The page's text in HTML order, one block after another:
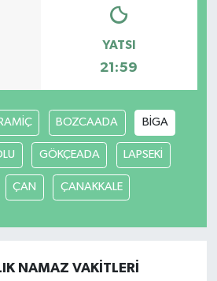
YATSI
21:59
BOZCAADA BİGA
GÖKÇEADA LAPSEKİ
ÇAN ÇANAKKALE
NAMAZ VAKITLERI